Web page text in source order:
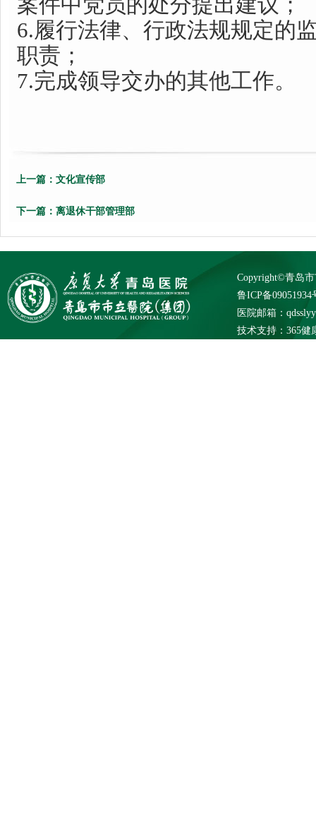
案件中党员的处分提出建议；
6.履行法律、行政法规规定的
职责；
7.完成领导交办的其他工作。
上一篇： 文化宣传部
下一篇： 离退休干部管理部
Copyright©青岛
鲁ICP备09051934
医院邮箱：
技术支持： 365健